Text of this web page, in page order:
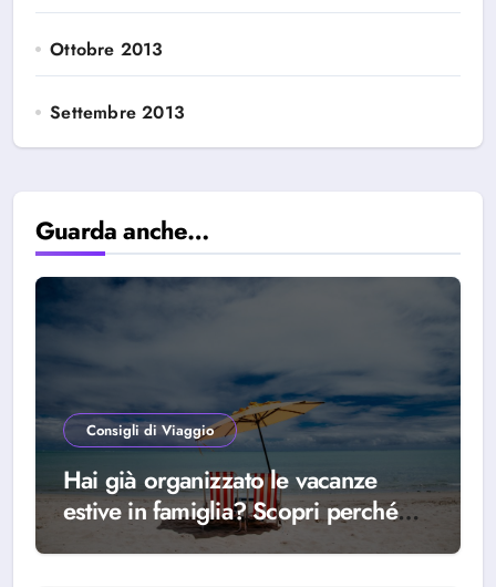
Ottobre 2013
Settembre 2013
Guarda anche…
Consigli di Viaggio
Hai già organizzato le vacanze
estive in famiglia? Scopri perché
scegliere Alba Adriatica